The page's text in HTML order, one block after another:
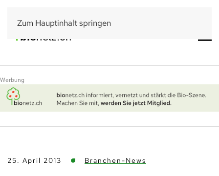
Zum Hauptinhalt springen
Werbung
25. April 2013 Branchen-News